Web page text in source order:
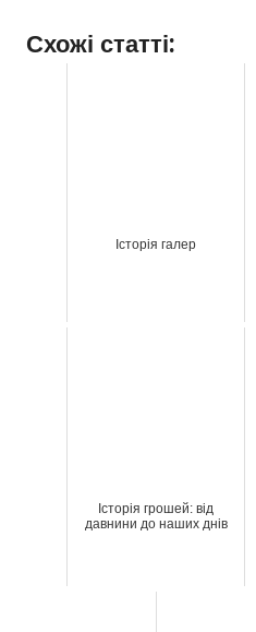
Схожі статті:
Історія галер
Історія грошей: від
давнини до наших днів